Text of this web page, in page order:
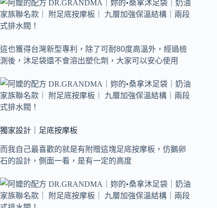
這也獲得台灣新型專利，除了可耐80度高溫外，經過檢
測後，沐足袋還不會溶出塑化劑，大家可以安心使用
獨家設計｜足底按摩板
而我自己最喜歡的就是有附贈這塊足底按摩板，仿鵝卵
石的設計，側面一看，是有一定的高度